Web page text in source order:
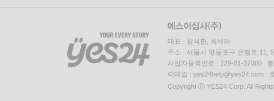
대표 : 김석환, 최세라
주소 : 서울시 영등포구 은행로 11,
사업자등록번호 : 229-81-37000
이메일 : yes24help@yes24.com
Copyright ⓒ YES24 Corp. All